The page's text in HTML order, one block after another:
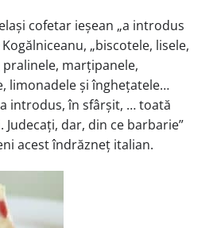
cofetar ieșean „a introdus
„biscotele, lisele,
marțipanele,
limonadele și înghețatele…
introdus, în sfârșit, … toată
dar, din ce barbarie”
acest îndrăzneț italian.